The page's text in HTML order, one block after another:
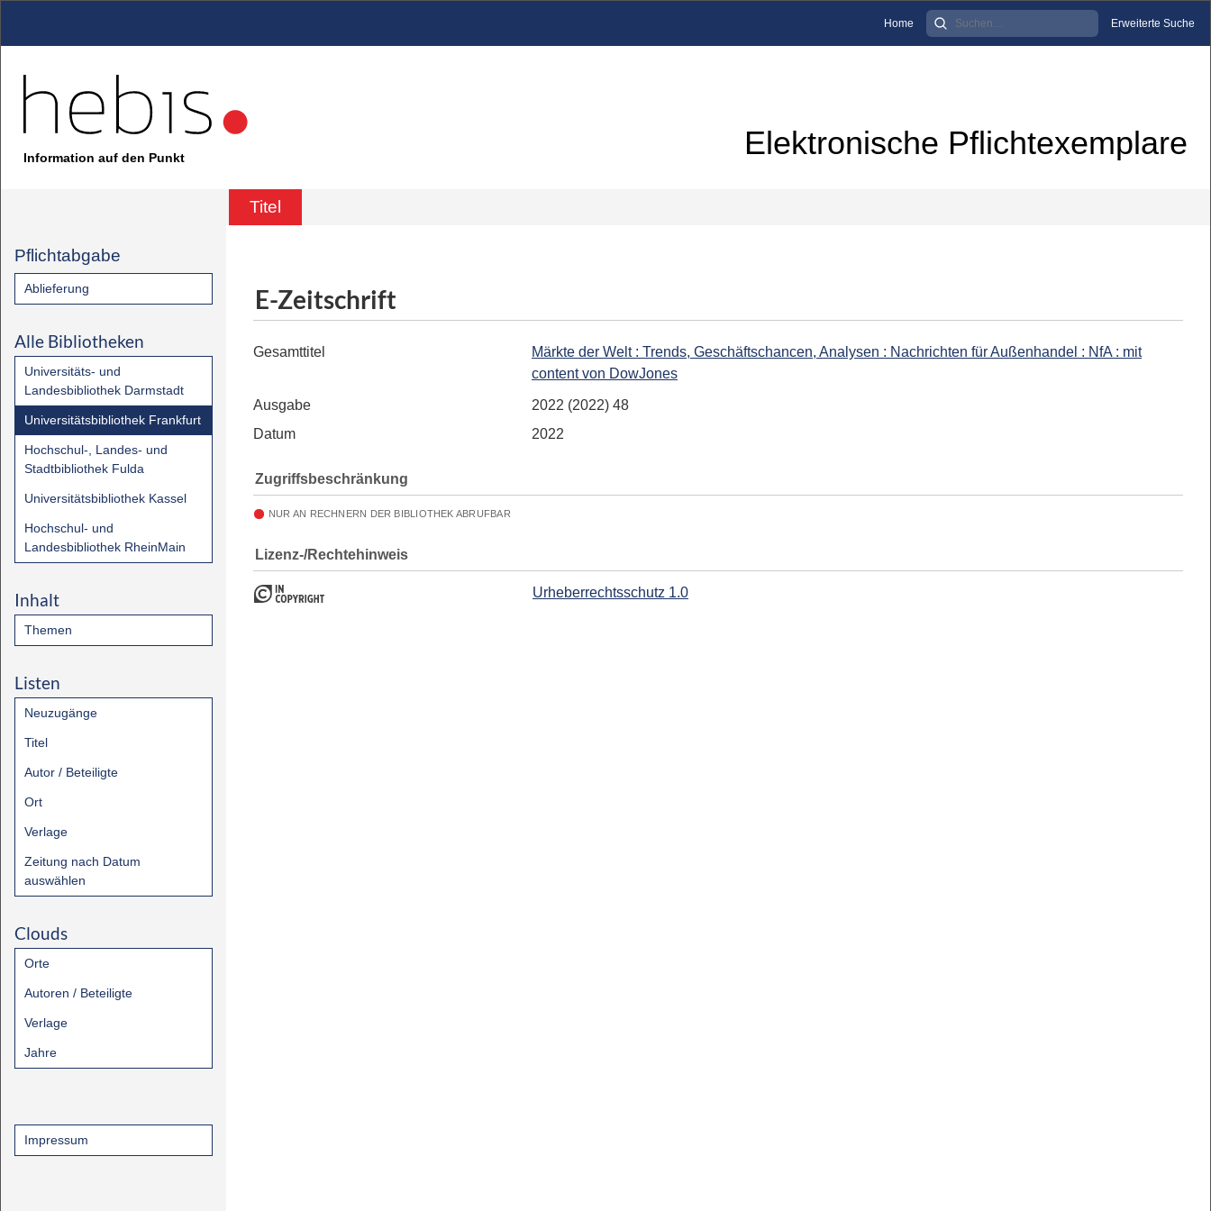
Home Erweiterte Suche
Information auf den Punkt Elektronische Pflichtexemplare
Titel
Pflichtabgabe
Ablieferung
Alle Bibliotheken
Universitäts- und
Landesbibliothek Darmstadt
Universitätsbibliothek Frankfurt
Hochschul-, Landes- und
Stadtbibliothek Fulda
Universitätsbibliothek Kassel
Hochschul- und
Landesbibliothek RheinMain
Inhalt
Themen
Listen
Neuzugänge
Titel
Autor / Beteiligte
Ort
Verlage
Zeitung nach Datum
auswählen
Clouds
Orte
Autoren / Beteiligte
Verlage
Jahre
Impressum
E-Zeitschrift
Gesamttitel
Märkte der Welt : Trends, Geschäftschancen, Analysen : Nachrichten für Außenhandel : NfA : mit
content von DowJones
Ausgabe
2022 (2022) 48
Datum
2022
Zugriffsbeschränkung
NUR AN RECHNERN DER BIBLIOTHEK ABRUFBAR
Lizenz-/Rechtehinweis
Urheberrechtsschutz 1.0